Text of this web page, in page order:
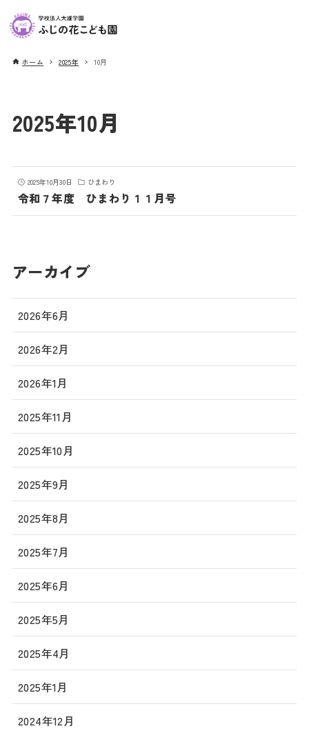
ホーム 2025年 10月
2025年10月
2025年10月30日 ひまわり
令和７年度 ひまわり１１月号
アーカイブ
2026年6月
2026年2月
2026年1月
2025年11月
2025年10月
2025年9月
2025年8月
2025年7月
2025年6月
2025年5月
2025年4月
2025年1月
2024年12月